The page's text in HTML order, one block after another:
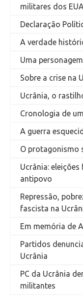
militares dos
Declaração
A verdade
Uma
Sobre a crise na
Ucrânia, o
Cronologia de
A guerra
O protagonismo
Ucrânia:
antipovo
Repressão,
fascista na
Em memória de
Partidos
Ucrânia
PC da Ucrânia
militantes